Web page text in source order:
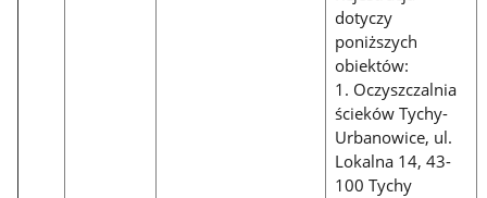
dotyczy
poniższych
obiektów:
1. Oczyszczalnia
ścieków Tychy-
Urbanowice, ul.
Lokalna 14, 43-
100 Tychy